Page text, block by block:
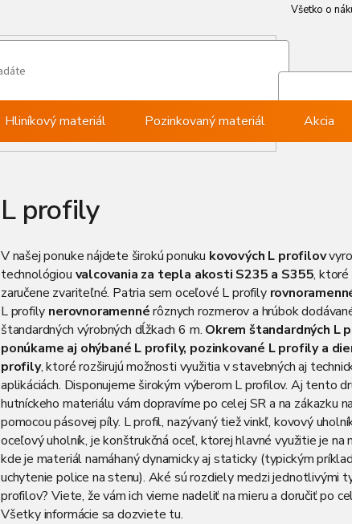
Všetko o
Hliníkový materiál Pozinkovaný materiál Akcia
L profily
V našej ponuke nájdete širokú ponuku kovových L profilov
technológiou valcovania za tepla akosti S235 a S355, ktoré
zaručene zvariteľné. Patria sem oceľové L profily
L profily nerovnoramennérôznych rozmerov a hrúbok
štandardných výrobných dĺžkach 6 m. Okrem štandardných L
ponúkame aj ohýbané L profily, pozinkované L profily a
profily, ktoré rozširujú možnosti využitia v stavebných aj
aplikáciách. Disponujeme širokým výberom L profilov. Aj tento
hutníckeho materiálu vám dopravíme po celej SR a na zákazku
pomocou pásovej píly. L profil, nazývaný tiež vinkľ, kovový
oceľový uholník, je konštrukčná oceľ, ktorej hlavné využitie je na
kde je materiál namáhaný dynamicky aj staticky (typickým
uchytenie police na stenu). Aké sú rozdiely medzi jednotlivými
profilov? Viete, že vám ich vieme nadeliť na mieru a doručiť po
Všetky informácie sa dozviete tu.